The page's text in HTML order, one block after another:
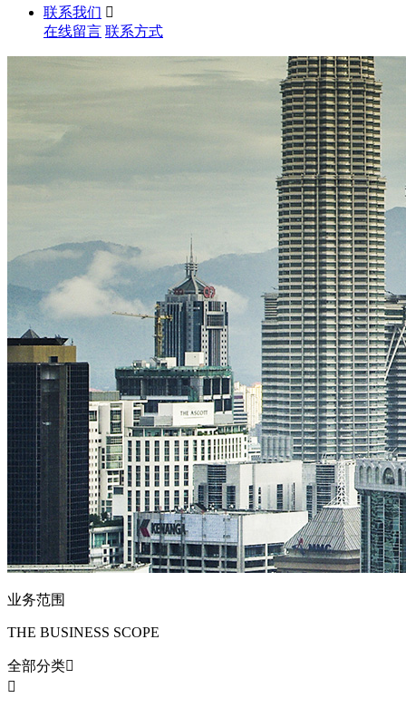
联系我们 
在线留言 联系方式
业务范围
THE BUSINESS SCOPE
全部分类
